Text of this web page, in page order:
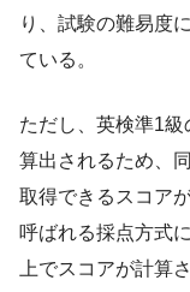
り、試験の難易度
ている。
ただし、英検準1
算出されるため、
取得できるスコア
呼ばれる採点方式
上でスコアが計算